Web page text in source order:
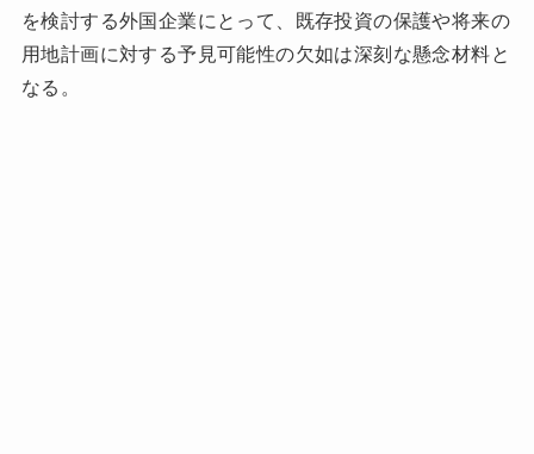
を検討する外国企業にとって、既存投資の保護や将来の
用地計画に対する予見可能性の欠如は深刻な懸念材料と
なる。